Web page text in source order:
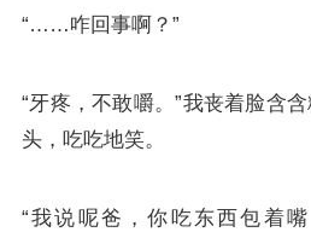
“……咋回事啊？”
“牙疼，不敢嚼。”我丧着脸含
头，吃吃地笑。
“我说呢爸，你吃东西包着